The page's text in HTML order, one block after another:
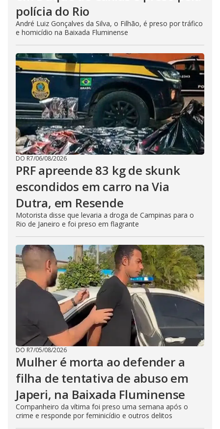
polícia do Rio
André Luiz Gonçalves da Silva, o Filhão, é preso por tráfico
e homicídio na Baixada Fluminense
DO R7/06/08/2026
PRF apreende 83 kg de skunk
escondidos em carro na Via
Dutra, em Resende
Motorista disse que levaria a droga de Campinas para o
Rio de Janeiro e foi preso em flagrante
DO R7/05/08/2026
Mulher é morta ao defender a
filha de tentativa de abuso em
Japeri, na Baixada Fluminense
Companheiro da vítima foi preso uma semana após o
crime e responde por feminicídio e outros delitos